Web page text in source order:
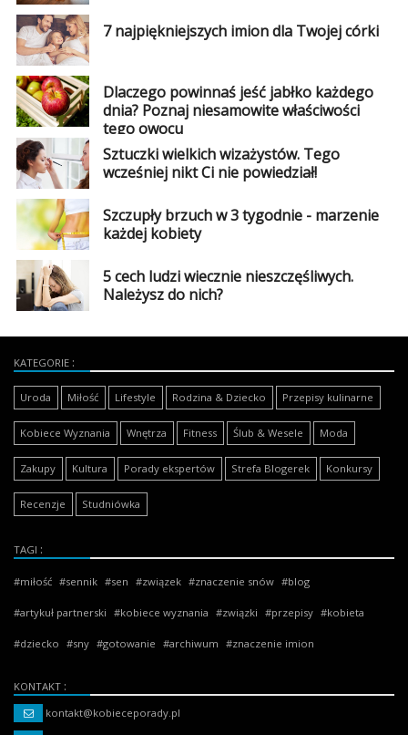
7 najpiękniejszych imion dla Twojej córki
Dlaczego powinnaś jeść jabłko każdego
dnia? Poznaj niesamowite właściwości
tego owocu
Sztuczki wielkich wizażystów. Tego
wcześniej nikt Ci nie powiedział!
Szczupły brzuch w 3 tygodnie - marzenie
każdej kobiety
5 cech ludzi wiecznie nieszczęśliwych.
Należysz do nich?
KATEGORIE
Uroda Miłość Lifestyle Rodzina & Dziecko Przepisy kulinarne
Kobiece Wyznania Wnętrza Fitness Ślub & Wesele Moda
Zakupy Kultura Porady ekspertów Strefa Blogerek Konkursy
Recenzje Studniówka
TAGI
miłość sennik sen związek znaczenie snów blog
artykuł partnerski kobiece wyznania związki przepisy kobieta
dziecko sny gotowanie archiwum znaczenie imion
KONTAKT
kontakt@kobieceporady.pl